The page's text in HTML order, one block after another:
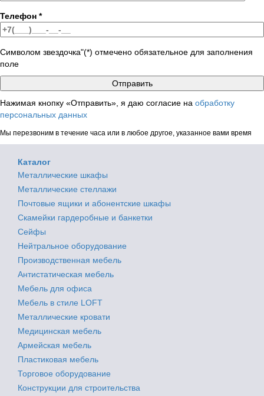
Телефон *
Символом звездочка"(*) отмечено обязательное для заполнения
поле
Нажимая кнопку «Отправить», я даю согласие на обработку
персональных данных
Мы перезвоним в течение часа или в любое другое, указанное вами время
Каталог
Металлические шкафы
Металлические стеллажи
Почтовые ящики и абонентские шкафы
Скамейки гардеробные и банкетки
Сейфы
Нейтральное оборудование
Производственная мебель
Антистатическая мебель
Мебель для офиса
Мебель в стиле LOFT
Металлические кровати
Медицинская мебель
Армейская мебель
Пластиковая мебель
Торговое оборудование
Конструкции для строительства